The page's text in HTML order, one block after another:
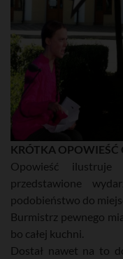
KRÓTKA OPOWIEŚĆ
Opowieść ilustruje
przedstawione
podobieństwo do
Burmistrz pewnego
bo całej kuchni.
Dostał nawet na to